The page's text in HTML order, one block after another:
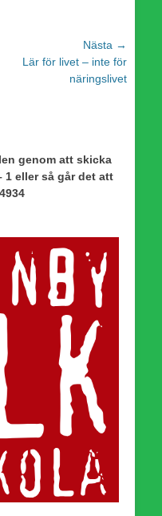
Nästa →
Lär för livet – inte för
näringslivet
genom att skicka
1 eller så går det att